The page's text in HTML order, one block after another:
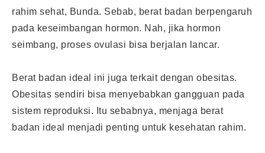
rahim sehat, Bunda. Sebab, berat badan berpengaruh
pada keseimbangan hormon. Nah, jika hormon
seimbang, proses ovulasi bisa berjalan lancar.
Berat badan ideal ini juga terkait dengan obesitas.
Obesitas sendiri bisa menyebabkan gangguan pada
sistem reproduksi. Itu sebabnya, menjaga berat
badan ideal menjadi penting untuk kesehatan rahim.